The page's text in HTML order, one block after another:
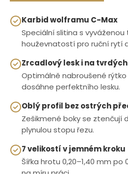
Karbid wolframu C-Max
Speciální slitina s
houževnatostí pro ruční rytí
Zrcadlový lesk i na
Optimálně nabroušené
dosáhne perfektního lesku.
Oblý profil bez ostrých
Zešikmené boky se ztenčují
plynulou stopu řezu.
7 velikostí v jemném kroku
Šířka hrotu 0,20–1,40 mm